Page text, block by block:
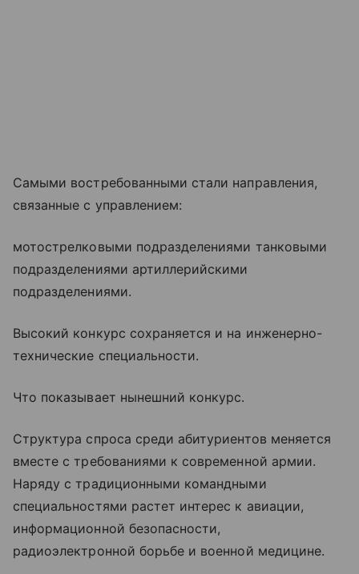
Самыми востребованными стали направления,
связанные с управлением:
мотострелковыми подразделениями танковыми
подразделениями артиллерийскими
подразделениями.
Высокий конкурс сохраняется и на инженерно-
технические специальности.
Что показывает нынешний конкурс.
Структура спроса среди абитуриентов меняется
вместе с требованиями к современной армии.
Наряду с традиционными командными
специальностями растет интерес к авиации,
информационной безопасности,
радиоэлектронной борьбе и военной медицине.